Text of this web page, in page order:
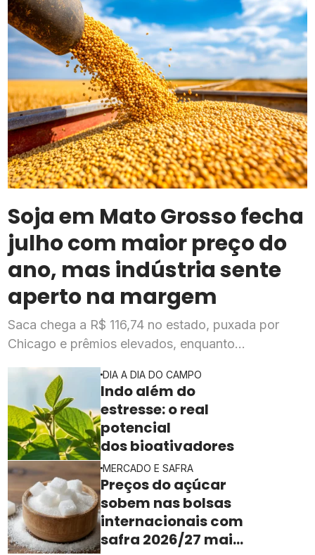
Soja em Mato Grosso fecha
julho com maior preço do
ano, mas indústria sente
aperto na margem
Saca chega a R$ 116,74 no estado, puxada por
Chicago e prêmios elevados, enquanto
rentabilidade
DIA A DIA DO CAMPO
Indo além do
estresse: o real
potencial
dos bioativadores
MERCADO E SAFRA
Preços do açúcar
sobem nas bolsas
internacionais com
safra 2026/27 mais